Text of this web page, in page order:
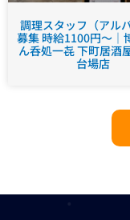
調理スタッフ（アル
募集 時給1100円～｜
ん呑処一㐂 下町居酒
台場店